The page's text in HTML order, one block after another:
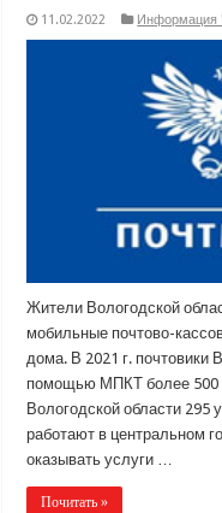
11.02.2022 Информация
Жители Вологодской
мобильные почтово-
дома. В 2021 г. почтовики
помощью МПКТ более 500
Вологодской области 295
работают в центральном
оказывать услуги …
Почитать »